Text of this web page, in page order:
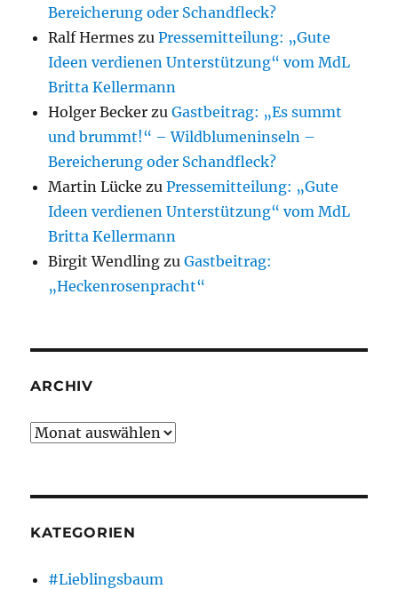
Bereicherung oder Schandfleck?
Ralf Hermes zuPressemitteilung: „Gute
Ideen verdienen Unterstützung“ vom MdL
Britta Kellermann
Holger Becker zuGastbeitrag: „Es summt
und brummt!“ – Wildblumeninseln –
Bereicherung oder Schandfleck?
Martin Lücke zuPressemitteilung: „Gute
Ideen verdienen Unterstützung“ vom MdL
Britta Kellermann
Birgit Wendling zuGastbeitrag:
„Heckenrosenpracht“
ARCHIV
Archiv
KATEGORIEN
#Lieblingsbaum